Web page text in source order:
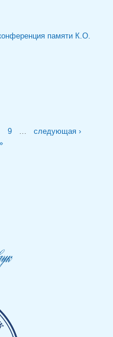
памяти К.О.
9 …
следующая ›